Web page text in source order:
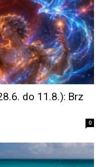
do 11.8.): Brz
0